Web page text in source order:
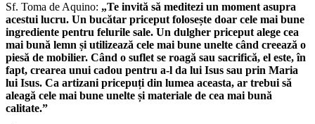
Sf. Toma de Aquino: „Te invită să meditezi un moment asupra
acestui lucru. Un bucătar priceput folosește doar cele mai bune
ingrediente pentru felurile sale. Un dulgher priceput alege cea
mai bună lemn și utilizează cele mai bune unelte când creează o
piesă de mobilier. Când o suflet se roagă sau sacrifică, el este, în
fapt, crearea unui cadou pentru a-l da lui Isus sau prin Maria
lui Isus. Ca artizani pricepuți din lumea aceasta, ar trebui să
aleagă cele mai bune unelte și materiale de cea mai bună
calitate.”